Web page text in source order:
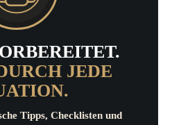
JEDE
Tipps, Checklisten und